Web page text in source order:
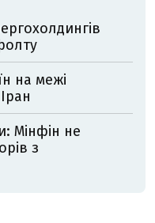
на межі
Мінфін не
з